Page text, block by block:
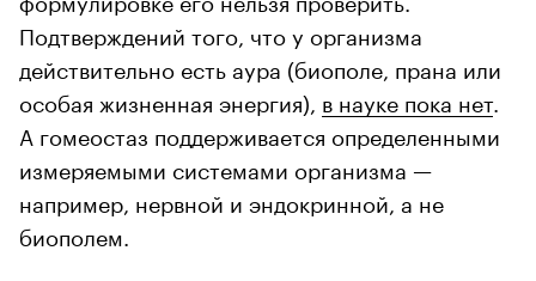
Подтверждений того, что у организма
действительно есть аура (биополе, прана или
особая жизненная энергия), в науке пока нет.
А гомеостаз поддерживается определенными
измеряемыми системами организма —
например, нервной и эндокринной, а не
биополем.